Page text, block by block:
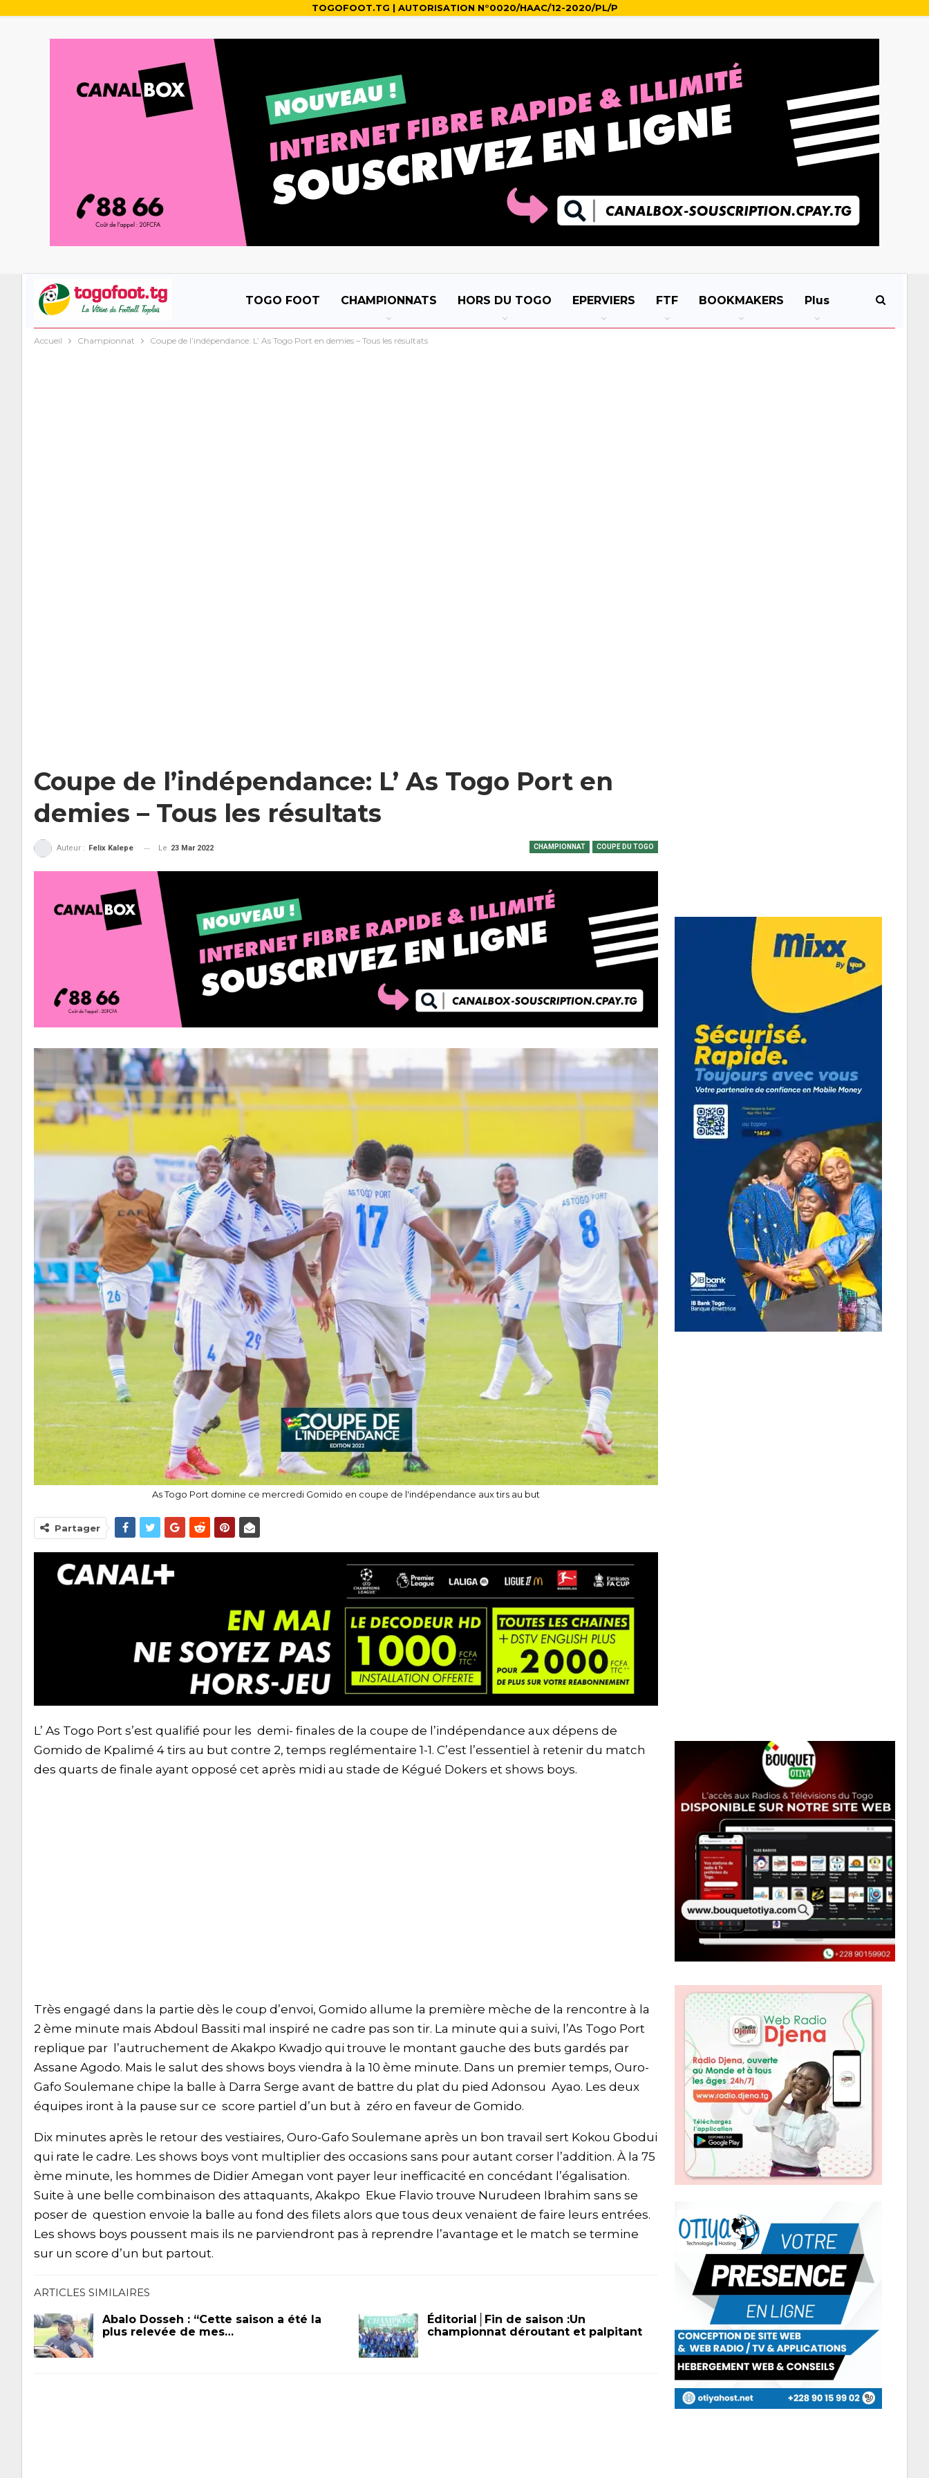
TOGOFOOT.TG | AUTORISATION N°0020/HAAC/12-2020/PL/P
TOGO FOOT CHAMPIONNATS HORS DU TOGO EPERVIERS FTF BOOKMAKERS Plus
Accueil Championnat Coupe de l’indépendance: L’ As Togo Port en demies – Tous les résultats
Coupe de l’indépendance: L’ As Togo Port en
demies – Tous les résultats
CHAMPIONNAT COUPE DU TOGO
Auteur : Felix Kalepe Le 23 Mar 2022
As Togo Port domine ce mercredi Gomido en coupe de l'indépendance aux tirs au but
Partager
L’ As Togo Port s’est qualifié pour les demi- finales de la coupe de l’indépendance aux dépens de
Gomido de Kpalimé 4 tirs au but contre 2, temps reglémentaire 1-1. C’est l’essentiel à retenir du match
des quarts de finale ayant opposé cet après midi au stade de Kégué Dokers et shows boys.
Très engagé dans la partie dès le coup d’envoi, Gomido allume la première mèche de la rencontre à la
2 ème minute mais Abdoul Bassiti mal inspiré ne cadre pas son tir. La minute qui a suivi, l’As Togo Port
replique par l’autruchement de Akakpo Kwadjo qui trouve le montant gauche des buts gardés par
Assane Agodo. Mais le salut des shows boys viendra à la 10 ème minute. Dans un premier temps, Ouro-
Gafo Soulemane chipe la balle à Darra Serge avant de battre du plat du pied Adonsou Ayao. Les deux
équipes iront à la pause sur ce score partiel d’un but à zéro en faveur de Gomido.
Dix minutes après le retour des vestiaires, Ouro-Gafo Soulemane après un bon travail sert Kokou Gbodui
qui rate le cadre. Les shows boys vont multiplier des occasions sans pour autant corser l’addition. À la 75
ème minute, les hommes de Didier Amegan vont payer leur inefficacité en concédant l’égalisation.
Suite à une belle combinaison des attaquants, Akakpo Ekue Flavio trouve Nurudeen Ibrahim sans se
poser de question envoie la balle au fond des filets alors que tous deux venaient de faire leurs entrées.
Les shows boys poussent mais ils ne parviendront pas à reprendre l’avantage et le match se termine
sur un score d’un but partout.
ARTICLES SIMILAIRES
Abalo Dosseh : “Cette saison a été la
plus relevée de mes…
Éditorial│Fin de saison :Un
championnat déroutant et palpitant